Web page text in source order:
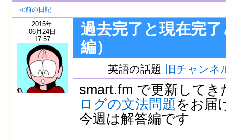
≪前の日記
2015年
06月24日
17:57
過去完了と現在完
編）
英語の話題 旧チャンネ
smart.fm で更新してき
ログの文法問題をお届
今週は解答編です